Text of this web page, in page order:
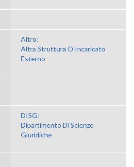
Altro:
Altra Struttura O Incaricato
Esterno
DISG:
Dipartimento Di Scienze
Giuridiche